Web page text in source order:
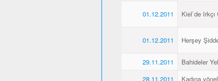
01.12.2011 Kiel`de Irkçı
01.12.2011 Herşey
29.11.2011
Bahideler
28.11.2011
Kadına